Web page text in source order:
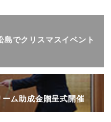
でクリスマスイベント
ム助成金贈呈式開催